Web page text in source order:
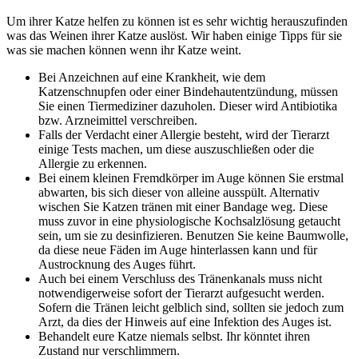
Um ihrer Katze helfen zu können ist es sehr wichtig herauszufinden
was das Weinen ihrer Katze auslöst. Wir haben einige Tipps für sie
was sie machen können wenn ihr Katze weint.
Bei Anzeichnen auf eine Krankheit, wie dem
Katzenschnupfen oder einer Bindehautentzündung, müssen
Sie einen Tiermediziner dazuholen. Dieser wird Antibiotika
bzw. Arzneimittel verschreiben.
Falls der Verdacht einer Allergie besteht, wird der Tierarzt
einige Tests machen, um diese auszuschließen oder die
Allergie zu erkennen.
Bei einem kleinen Fremdkörper im Auge können Sie erstmal
abwarten, bis sich dieser von alleine ausspült. Alternativ
wischen Sie Katzen tränen mit einer Bandage weg. Diese
muss zuvor in eine physiologische Kochsalzlösung getaucht
sein, um sie zu desinfizieren. Benutzen Sie keine Baumwolle,
da diese neue Fäden im Auge hinterlassen kann und für
Austrocknung des Auges führt.
Auch bei einem Verschluss des Tränenkanals muss nicht
notwendigerweise sofort der Tierarzt aufgesucht werden.
Sofern die Tränen leicht gelblich sind, sollten sie jedoch zum
Arzt, da dies der Hinweis auf eine Infektion des Auges ist.
Behandelt eure Katze niemals selbst. Ihr könntet ihren
Zustand nur verschlimmern.